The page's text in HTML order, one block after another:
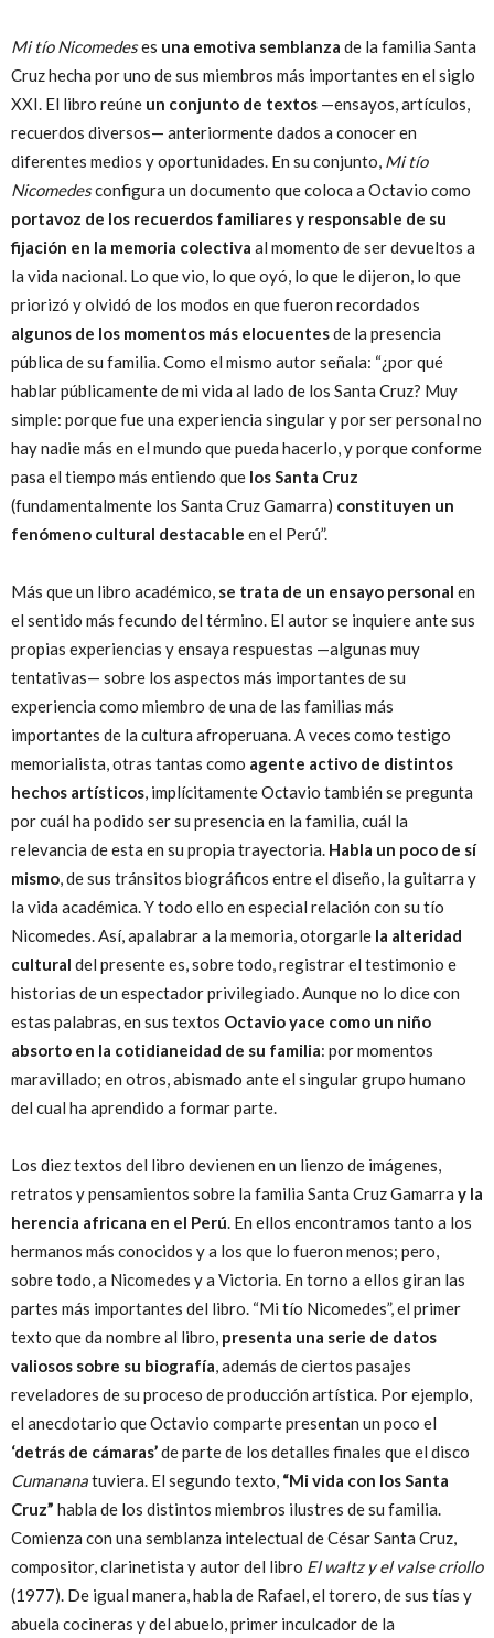
Mi tío Nicomedeses una emotiva semblanza de la familia Santa
Cruz hecha por uno de sus miembros más importantes en el siglo
XXI. El libro reúne un conjunto de textos —ensayos, artículos,
recuerdos diversos— anteriormente dados a conocer en
diferentes medios y oportunidades. En su conjunto, Mi tío
Nicomedesconfigura un documento que coloca a Octavio como
portavoz de los recuerdos familiaresy responsable de su
fijación en la memoria colectiva al momento de ser devueltos a
la vida nacional. Lo que vio, lo que oyó, lo que le dijeron, lo que
priorizó y olvidó de los modos en que fueron recordados
algunos de los momentos más elocuentesde la presencia
pública de su familia. Como el mismo autor señala: “¿por qué
hablar públicamente de mi vida al lado de los Santa Cruz? Muy
simple: porque fue una experiencia singular y por ser personal no
hay nadie más en el mundo que pueda hacerlo, y porque conforme
pasa el tiempo más entiendo que los Santa Cruz
(fundamentalmente los Santa Cruz Gamarra) constituyen un
fenómeno cultural destacable en el Perú”.
Más que un libro académico, se trata de un ensayo personal en
el sentido más fecundo del término. El autor se inquiere ante sus
propias experiencias y ensaya respuestas —algunas muy
tentativas— sobre los aspectos más importantes de su
experiencia como miembro de una de las familias más
importantes de la cultura afroperuana. A veces como testigo
memorialista, otras tantas como agente activo de distintos
hechos artísticos , implícitamente Octavio también se pregunta
por cuál ha podido ser su presencia en la familia, cuál la
relevancia de esta en su propia trayectoria. Habla un poco de sí
mismo , de sus tránsitos biográficos entre el diseño, la guitarra y
la vida académica. Y todo ello en especial relación con su tío
Nicomedes. Así, apalabrar a la memoria, otorgarle la alteridad
cultural del presente es, sobre todo, registrar el testimonio e
historias de un espectador privilegiado. Aunque no lo dice con
estas palabras, en sus textos Octavio yace como un niño
absorto en la cotidianeidad de su familia: por momentos
maravillado; en otros, abismado ante el singular grupo humano
del cual ha aprendido a formar parte.
Los diez textos del libro devienen en un lienzo de imágenes,
retratos y pensamientos sobre la familia Santa Cruz Gamarra y la
herencia africana en el Perú . En ellos encontramos tanto a los
hermanos más conocidos y a los que lo fueron menos; pero,
sobre todo, a Nicomedes y a Victoria. En torno a ellos giran las
partes más importantes del libro. “Mi tío Nicomedes”, el primer
texto que da nombre al libro, presenta una serie de datos
valiosos sobre su biografía , además de ciertos pasajes
reveladores de su proceso de producción artística. Por ejemplo,
el anecdotario que Octavio comparte presentan un poco el
‘detrás de cámaras’de parte de los detalles finales que el disco
Cumananatuviera. El segundo texto, “Mi vida con los Santa
Cruz” habla de los distintos miembros ilustres de su familia.
Comienza con una semblanza intelectual de César Santa Cruz,
compositor, clarinetista y autor del libro El waltz y el valse criollo
(1977). De igual manera, habla de Rafael, el torero, de sus tías y
abuela cocineras y del abuelo, primer inculcador de la